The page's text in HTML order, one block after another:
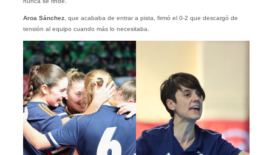
Aroa Sánchez, que acababa de entrar a pista, firmó el 0-2 que descargó de
tensión al equipo cuando más lo necesitaba.